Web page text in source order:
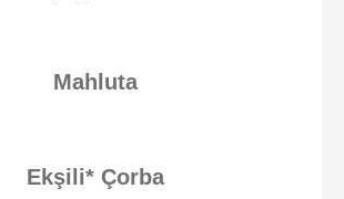
Mahluta
Ekşili* Çorba